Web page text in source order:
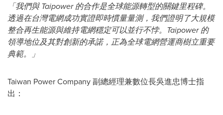
「我們與 Taipower 的合作是全球能源轉型的關鍵里程碑。
透過在台灣電網成功實證即時慣量量測，我們證明了大規模
整合再生能源與維持電網穩定可以並行不悖。Taipower 的
領導地位及其對創新的承諾，正為全球電網營運商樹立重要
典範。」
Taiwan Power Company 副總經理兼數位長吳進忠博士指
出：